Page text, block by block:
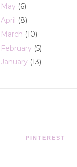
May (6)
April (8)
March (10)
February (5)
January (13)
PINTEREST